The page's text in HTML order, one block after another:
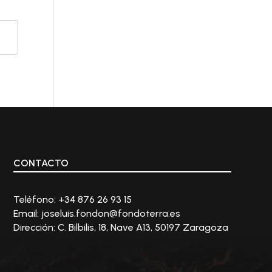
CONTACTO
Teléfono: +34 876 26 93 15
Email: joseluis.fondon@fondoterra.es
Dirección: C. Bilbilis, 18, Nave A13, 50197 Zaragoza